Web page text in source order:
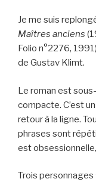
Je me suis
Maîtres anciens
Folio n°2276,
de Gustav Klimt.
Le roman est
compacte. C’est
retour à la ligne.
phrases sont
est
Trois personnages